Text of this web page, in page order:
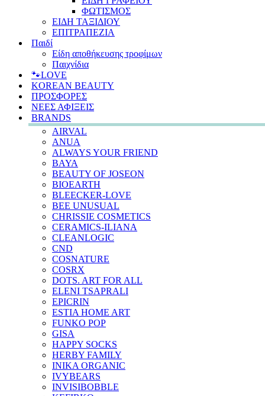
ΦΩΤΙΣΜΟΣ
ΕΙΔΗ ΤΑΞΙΔΙΟΥ
ΕΠΙΤΡΑΠΕΖΙΑ
Παιδί
Είδη αποθήκευσης τροφίμων
Παιχνίδια
🐾LOVE
KOREAN BEAUTY
ΠΡΟΣΦΟΡΕΣ
ΝΕΕΣ ΑΦΙΞΕΙΣ
BRANDS
AIRVAL
ANUA
ALWAYS YOUR FRIEND
BAYA
BEAUTY OF JOSEON
BIOEARTH
BLEECKER-LOVE
BEE UNUSUAL
CHRISSIE COSMETICS
CERAMICS-ILIANA
CLEANLOGIC
CND
COSNATURE
COSRX
DOTS. ART FOR ALL
ELENI TSAPRALI
EPICRIN
ESTIA HOME ART
FUNKO POP
GISA
HAPPY SOCKS
HERBY FAMILY
INIKA ORGANIC
IVYBEARS
INVISIBOBBLE